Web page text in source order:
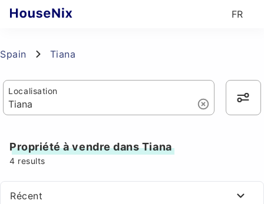
FR
Spain Tiana
Localisation
Propriété à vendre dans Tiana
4 results
Récent